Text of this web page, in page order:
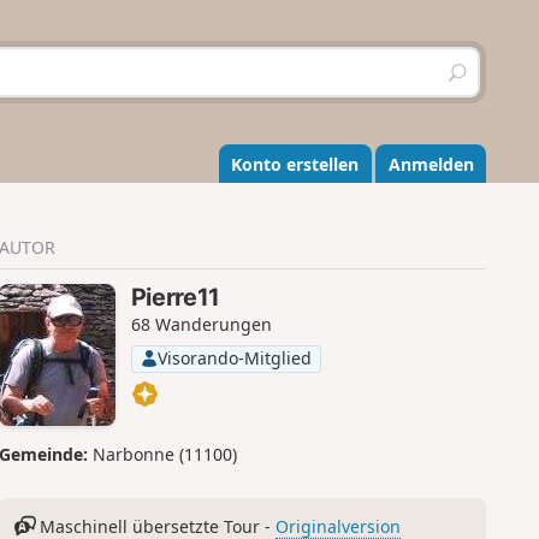
S
u
h
e
n
Konto erstellen Anmelden
AUTOR
Pierre11
68 Wanderungen
Visorando-Mitglied
Gemeinde: Narbonne (11100)
Maschinell übersetzte Tour - Originalversion